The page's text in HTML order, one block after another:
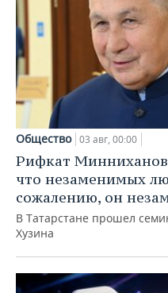
Общество 03 авг, 00:00
Рифкат
что незаменимых
сожалению, он
В Татарстане прошел
Хузина